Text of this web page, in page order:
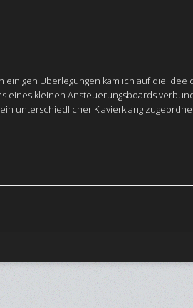
Überlegungen kam ich auf die
eines kleinen Ansteuerungsboards
unterschiedlicher Klavierklang